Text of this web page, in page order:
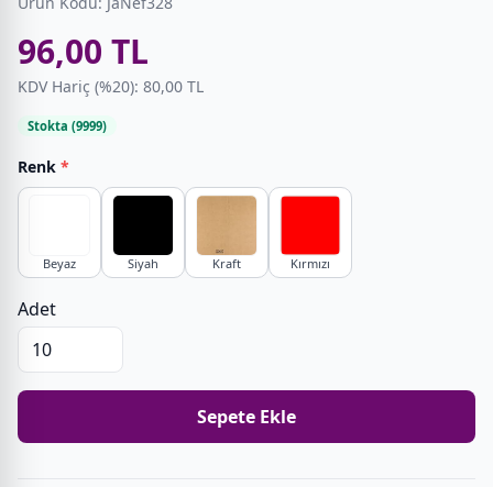
96,00 TL
KDV Hariç (%20): 80,00 TL
Stokta (9999)
Renk *
Beyaz Siyah Kraft Kırmızı
Adet
Sepete Ekle